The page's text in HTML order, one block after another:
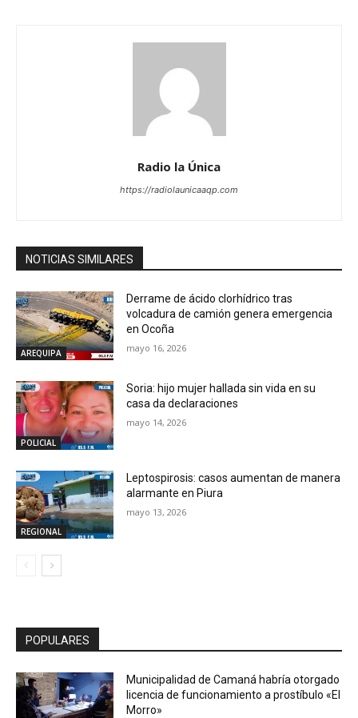
Radio la Única
https://radiolaunicaaqp.com
NOTICIAS SIMILARES
AREQUIPA
Derrame de ácido clorhídrico tras
volcadura de camión genera emergencia
en Ocoña
mayo 16, 2026
POLICIAL
Soria: hijo mujer hallada sin vida en su
casa da declaraciones
mayo 14, 2026
REGIONAL
Leptospirosis: casos aumentan de manera
alarmante en Piura
mayo 13, 2026
POPULARES
Municipalidad de Camaná habría otorgado
licencia de funcionamiento a prostíbulo «El
Morro»